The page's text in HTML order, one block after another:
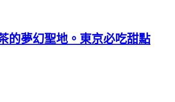
的夢幻聖地。東京必吃甜點